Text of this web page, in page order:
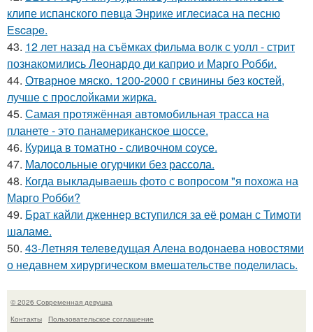
клипе испанского певца Энрике иглесиаса на песню
Escape.
43. 12 лет назад на съёмках фильма волк с уолл - стрит
познакомились Леонардо ди каприо и Марго Робби.
44. Отварное мяско. 1200-2000 г свинины без костей,
лучше с прослойками жирка.
45. Самая протяжённая автомобильная трасса на
планете - это панамериканское шоссе.
46. Курица в томатно - сливочном соусе.
47. Малосольные огурчики без рассола.
48. Когда выкладываешь фото с вопросом "я похожа на
Марго Робби?
49. Брат кайли дженнер вступился за её роман с Тимоти
шаламе.
50. 43-Летняя телеведущая Алена водонаева новостями
о недавнем хирургическом вмешательстве поделилась.
© 2026 Современная девушка
Контакты
Пользовательское соглашение